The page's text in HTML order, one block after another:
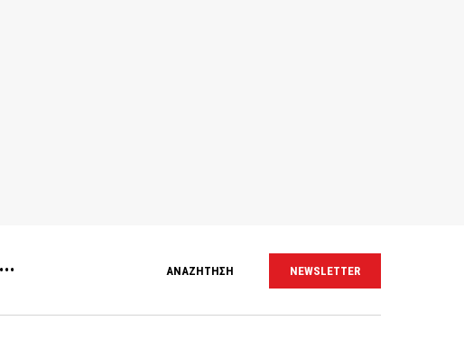
ΑΝΑΖΗΤΗΣΗ NEWSLETTER